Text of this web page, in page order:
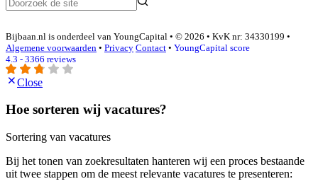
Bijbaan.nl is onderdeel van YoungCapital • © 2026 • KvK nr: 34330199 •
Algemene voorwaarden • Privacy Contact • YoungCapital score
4.3 - 3366 reviews
Close
Hoe sorteren wij vacatures?
Sortering van vacatures
Bij het tonen van zoekresultaten hanteren wij een proces bestaande
uit twee stappen om de meest relevante vacatures te presenteren: